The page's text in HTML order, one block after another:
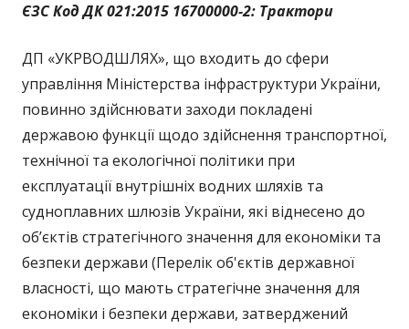
ЄЗС КодДК 021:2015 16700000-2: Трактори
ДП «УКРВОДШЛЯХ», що входить до сфери
управління Міністерства інфраструктури України,
повинно здійснювати заходи покладені
державою функції щодо здійснення транспортної,
технічної та екологічної політики при
експлуатації внутрішніх водних шляхів та
судноплавних шлюзів України, які віднесено до
об’єктів стратегічного значення для економіки та
безпеки держави (Перелік об'єктів державної
власності, що мають стратегічне значення для
економіки і безпеки держави, затверджений